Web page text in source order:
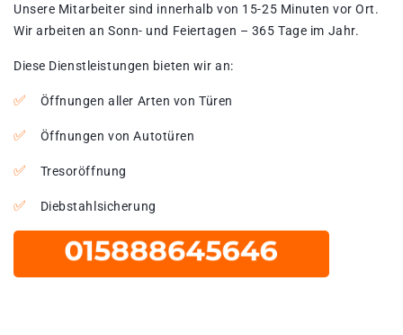
Unsere Mitarbeiter sind innerhalb von 15-25 Minuten vor Ort.
Wir arbeiten an Sonn- und Feiertagen – 365 Tage im Jahr.
Diese Dienstleistungen bieten wir an:
Öffnungen aller Arten von Türen
Öffnungen von Autotüren
Tresoröffnung
Diebstahlsicherung